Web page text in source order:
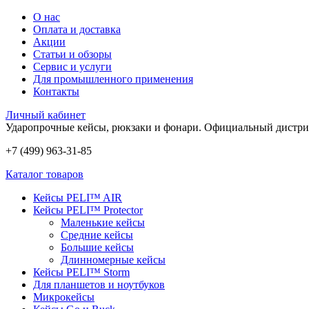
О нас
Оплата и доставка
Акции
Статьи и обзоры
Сервис и услуги
Для промышленного применения
Контакты
Личный кабинет
Ударопрочные кейсы, рюкзаки и фонари. Официальный
+7 (499) 963-31-85
Каталог товаров
Кейсы PELI™ AIR
Кейсы PELI™ Protector
Маленькие кейсы
Средние кейсы
Большие кейсы
Длинномерные кейсы
Кейсы PELI™ Storm
Для планшетов и ноутбуков
Микрокейсы